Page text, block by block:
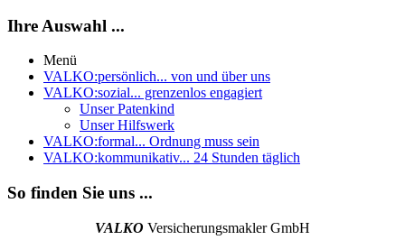
Ihre Auswahl ...
Menü
VALKO:persönlich... von und über uns
VALKO:sozial... grenzenlos engagiert
Unser Patenkind
Unser Hilfswerk
VALKO:formal... Ordnung muss sein
VALKO:kommunikativ... 24 Stunden täglich
So finden Sie uns ...
VALKO Versicherungsmakler GmbH